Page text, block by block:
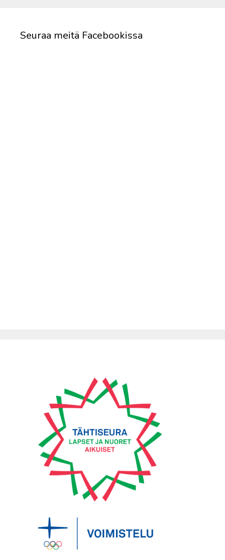
Seuraa meitä Facebookissa